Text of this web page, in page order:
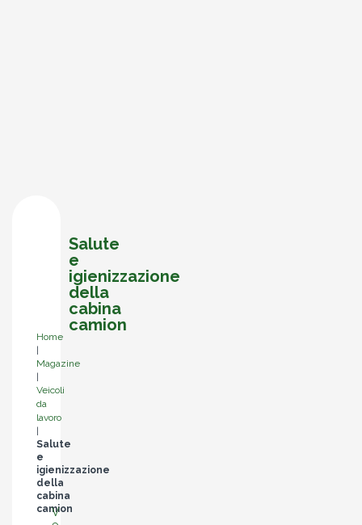
Salute
e
igienizzazione
della
cabina
camion
Home
Magazine
Veicoli
da
lavoro
Salute
e
igienizzazione
della
cabina
camion
V